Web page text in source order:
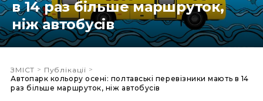
в 14 раз більше маршруток,
ніж автобусів
ЗМІСТ > Публікації >
Автопарк кольору осені: полтавські перевізники мають в 14
раз більше маршруток, ніж автобусів